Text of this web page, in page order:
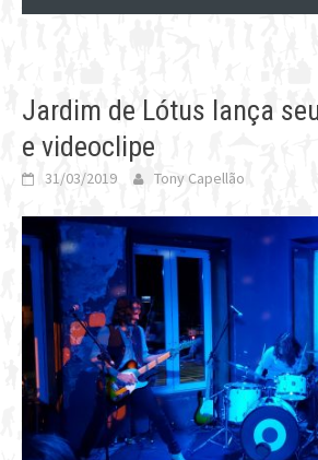
Jardim de Lótus lança
e videoclipe
31/03/2019 Tony Capellão